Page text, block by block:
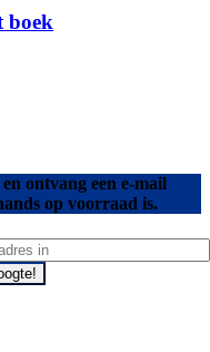
boek
ontvang een e-mail
op voorraad is.